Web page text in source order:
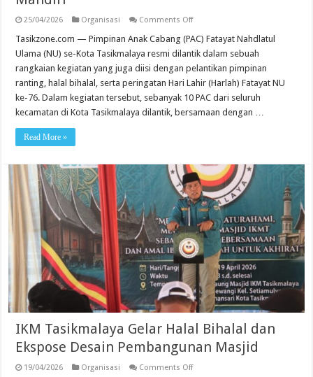
25/04/2026 Organisasi Comments Offon
Harlah
76,
Fatayat
NU
Dorong
Perempuan
Lebih
Kreatif
Tasikzone.com — Pimpinan Anak Cabang (PAC) Fatayat Nahdlatul
Ulama (NU) se-Kota Tasikmalaya resmi dilantik dalam sebuah
rangkaian kegiatan yang juga diisi dengan pelantikan pimpinan
ranting, halal bihalal, serta peringatan Hari Lahir (Harlah) Fatayat NU
ke-76. Dalam kegiatan tersebut, sebanyak 10 PAC dari seluruh
kecamatan di Kota Tasikmalaya dilantik, bersamaan dengan …
Read More »
IKM Tasikmalaya Gelar Halal Bihalal dan
Ekspose Desain Pembangunan Masjid
19/04/2026 Organisasi Comments Offon